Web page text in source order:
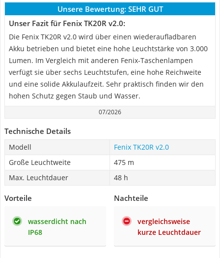
Unsere Bewertung: SEHR GUT
Unser Fazit für Fenix TK20R v2.0:
Die Fenix ‎TK20R v2.0 wird über einen wiederaufladbaren
Akku betrieben und bietet eine hohe Leuchtstärke von 3.000
Lumen. Im Vergleich mit anderen Fenix-Taschenlampen
verfügt sie über sechs Leuchtstufen, eine hohe Reichweite
und eine solide Akkulaufzeit. Sehr praktisch finden wir den
hohen Schutz gegen Staub und Wasser.
07/2026
Technische Details
Modell
Fenix TK20R v2.0
Große Leuchtweite
475 m
Max. Leuchtdauer
48 h
Vorteile
wasserdicht nach
IP68
Nachteile
vergleichsweise
kurze Leuchtdauer